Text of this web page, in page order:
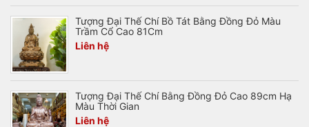
Tượng Đại Thế Chí Bồ Tát Bằng Đồng Đỏ Màu
Trầm Cổ Cao 81Cm
Liên hệ
Tượng Đại Thế Chí Bằng Đồng Đỏ Cao 89cm Hạ
Màu Thời Gian
Liên hệ